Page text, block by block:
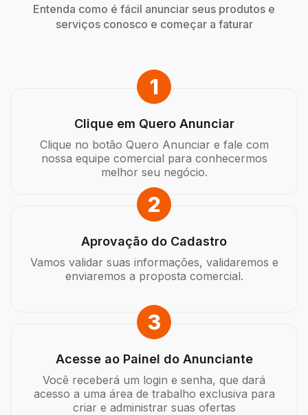
Entenda como é fácil anunciar seus produtos e
serviços conosco e começar a faturar
1
Clique em Quero Anunciar
Clique no botão Quero Anunciar e fale com
nossa equipe comercial para conhecermos
melhor seu negócio.
2
Aprovação do Cadastro
Vamos validar suas informações, validaremos e
enviaremos a proposta comercial.
3
Acesse ao Painel do Anunciante
Você receberá um login e senha, que dará
acesso a uma área de trabalho exclusiva para
criar e administrar suas ofertas